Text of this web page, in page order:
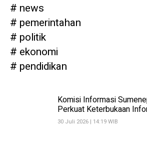
news
pemerintahan
politik
ekonomi
pendidikan
Komisi Informasi
Perkuat Keterbukaan
30 Juli 2026 | 14:19 WIB